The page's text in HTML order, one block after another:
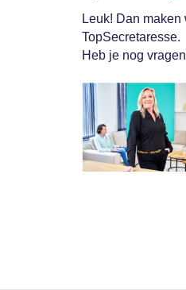
Leuk! Dan
TopSecretaresse.
Heb je nog